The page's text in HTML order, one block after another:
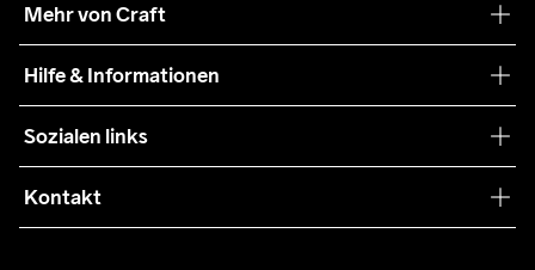
Nachhaltigkeit
Mehr von Craft
Teamwear
Zusammenarbeit
Press
Hilfe & Informationen
Retouren
Kundendienst
Sozialen links
Kontakt